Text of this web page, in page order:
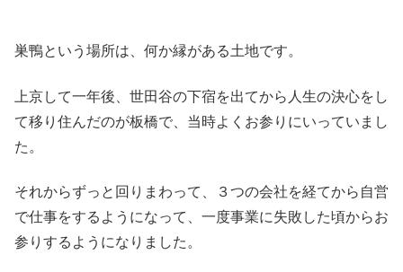
巣鴨という場所は、何か縁がある土地です。
上京して一年後、世田谷の下宿を出てから人生の決心をし
て移り住んだのが板橋で、当時よくお参りにいっていまし
た。
それからずっと回りまわって、３つの会社を経てから自営
で仕事をするようになって、一度事業に失敗した頃からお
参りするようになりました。